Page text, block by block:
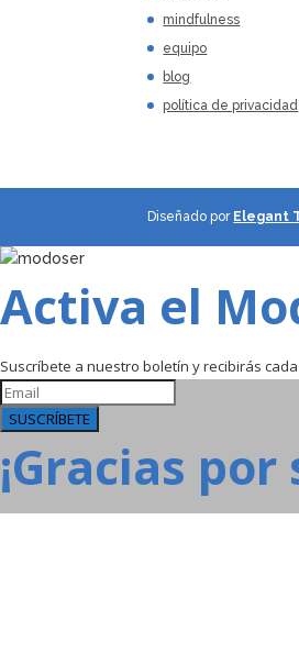
mindfulness
equipo
blog
política de privacidad
Diseñado por Elegant
Activa el
Suscríbete a nuestro boletín y recibirás
SUSCRÍBETE
¡Gracias